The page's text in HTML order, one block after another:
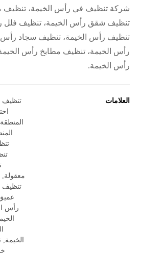
شركة تنظيف في رأس الخيمة، تنظيف
تنظيف شقق رأس الخيمة، تنظيف فلل
تنظيف رأس الخيمة، تنظيف سجاد رأس
رأس الخيمة، تنظيف مطابخ رأس
رأس الخيمة.
العلامات تنظيف
معقولة
رأس
الخيمة